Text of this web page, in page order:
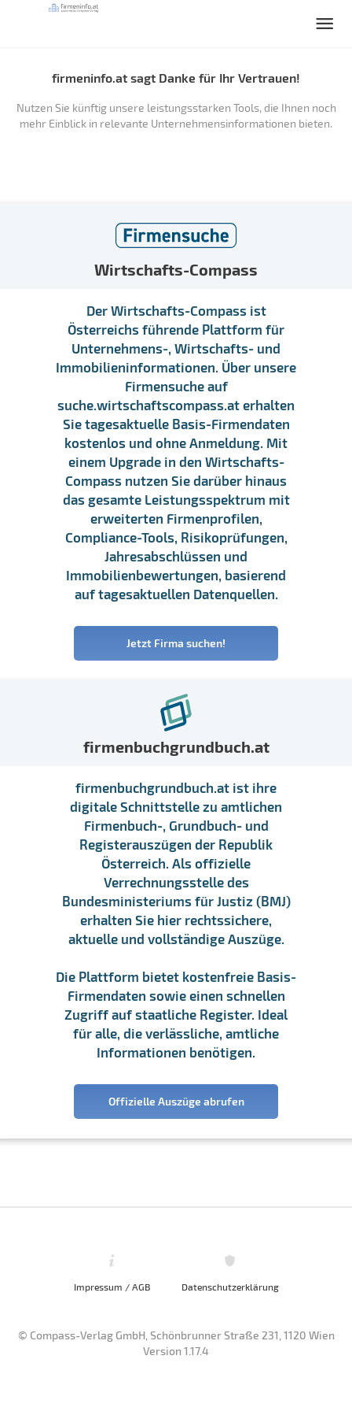
firmeninfo.at sagt Danke für Ihr Vertrauen!
Nutzen Sie künftig unsere leistungsstarken Tools, die Ihnen noch
mehr Einblick in relevante Unternehmensinformationen bieten.
Wirtschafts-Compass
Der Wirtschafts-Compass ist
Österreichs führende Plattform für
Unternehmens-, Wirtschafts- und
Immobilieninformationen. Über unsere
Firmensuche auf
suche.wirtschaftscompass.at erhalten
Sie tagesaktuelle Basis-Firmendaten
kostenlos und ohne Anmeldung. Mit
einem Upgrade in den Wirtschafts-
Compass nutzen Sie darüber hinaus
das gesamte Leistungsspektrum mit
erweiterten Firmenprofilen,
Compliance-Tools, Risikoprüfungen,
Jahresabschlüssen und
Immobilienbewertungen, basierend
auf tagesaktuellen Datenquellen.
Jetzt Firma suchen!
firmenbuchgrundbuch.at
firmenbuchgrundbuch.at ist ihre
digitale Schnittstelle zu amtlichen
Firmenbuch-, Grundbuch- und
Registerauszügen der Republik
Österreich. Als offizielle
Verrechnungsstelle des
Bundesministeriums für Justiz (BMJ)
erhalten Sie hier rechtssichere,
aktuelle und vollständige Auszüge.
Die Plattform bietet kostenfreie Basis-
Firmendaten sowie einen schnellen
Zugriff auf staatliche Register. Ideal
für alle, die verlässliche, amtliche
Informationen benötigen.
Offizielle Auszüge abrufen
Impressum / AGB Datenschutzerklärung
© Compass-Verlag GmbH, Schönbrunner Straße 231, 1120 Wien
Version 1.17.4